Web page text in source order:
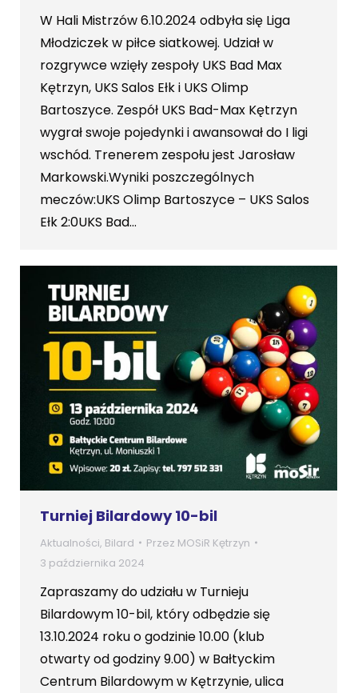
W Hali Mistrzów 6.10.2024 odbyła się Liga
Młodziczek w piłce siatkowej. Udział w
rozgrywce wzięły zespoły UKS Bad Max
Kętrzyn, UKS Salos Ełk i UKS Olimp
Bartoszyce. Zespół UKS Bad-Max Kętrzyn
wygrał swoje pojedynki i awansował do I ligi
wschód. Trenerem zespołu jest Jarosław
Markowski.Wyniki poszczególnych
meczów:UKS Olimp Bartoszyce – UKS Salos
Ełk 2:0UKS Bad…
Turniej Bilardowy 10-bil
Aktualności, Bilard Przez MOSiR Kętrzyn
3 października 2024
Zapraszamy do udziału w Turnieju
Bilardowym 10-bil, który odbędzie się
13.10.2024 roku o godzinie 10.00 (klub
otwarty od godziny 9.00) w Bałtyckim
Centrum Bilardowym w Kętrzynie, ulica